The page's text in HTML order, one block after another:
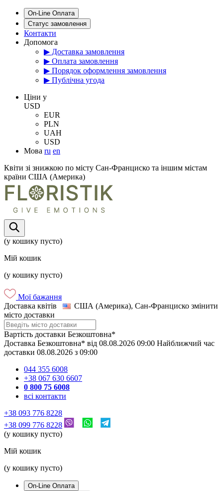
On-Line Оплата
Статус замовлення
Контакти
Допомога
▶ Доставка замовлення
▶ Оплата замовлення
▶ Порядок оформлення замовлення
▶ Публічна угода
Цiни у
USD
EUR
PLN
UAH
USD
Мова ru en
Квіти зі знижкою по місту Сан-Франциско та іншим містам
країни США (Америка)
(у кошику пусто)
Мій кошик
(у кошику пусто)
Мої бажання
Доставка квітів
США (Америка), Сан-Франциско змінити
місто доставки
Вартість доставки Безкоштовна*
Доставка Безкоштовна* від 08.08.2026 09:00 Найближчий час
доставки 08.08.2026 з 09:00
044 355 6008
+38 067 630 6607
0 800 75 6008
всі контакти
+38 093 776 8228
+38 099 776 8228
(у кошику пусто)
Мій кошик
(у кошику пусто)
On-Line Оплата